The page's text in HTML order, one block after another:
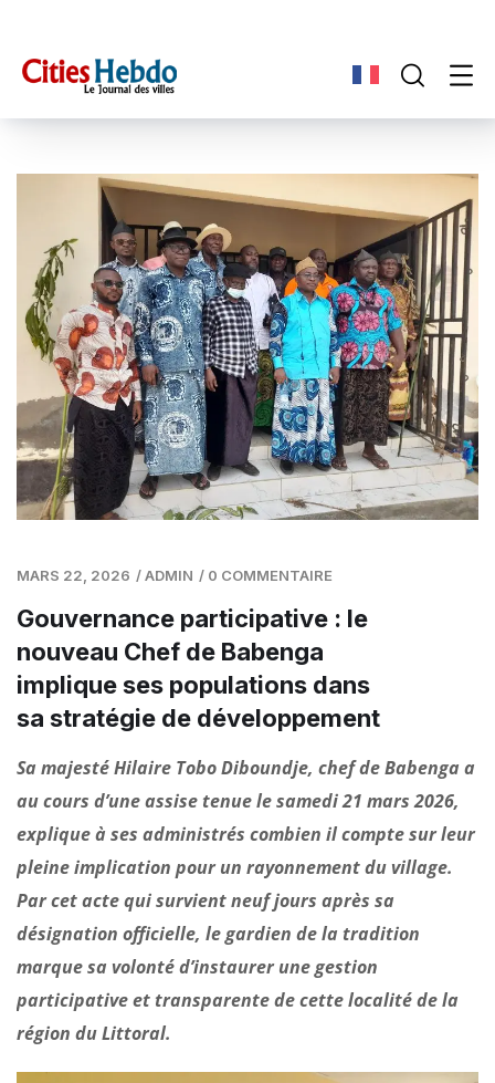
MARS 22, 2026 /ADMIN / 0 COMMENTAIRE
Gouvernance participative : le
nouveau Chef de Babenga
implique ses populations dans
sa stratégie de développement
Sa majesté Hilaire Tobo Diboundje, chef de Babenga a
au cours d’une assise tenue le samedi 21 mars 2026,
explique à ses administrés combien il compte sur leur
pleine implication pour un rayonnement du village.
Par cet acte qui survient neuf jours après sa
désignation officielle, le gardien de la tradition
marque sa volonté d’instaurer une gestion
participative et transparente de cette localité de la
région du Littoral.